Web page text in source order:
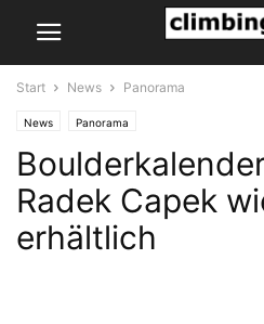
Start News Panorama
News Panorama
Radek Capek
erhältlich